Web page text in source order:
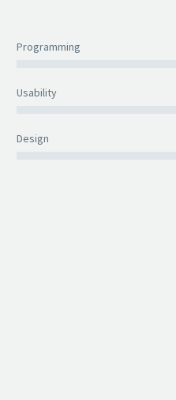
Programming
Usability
Design